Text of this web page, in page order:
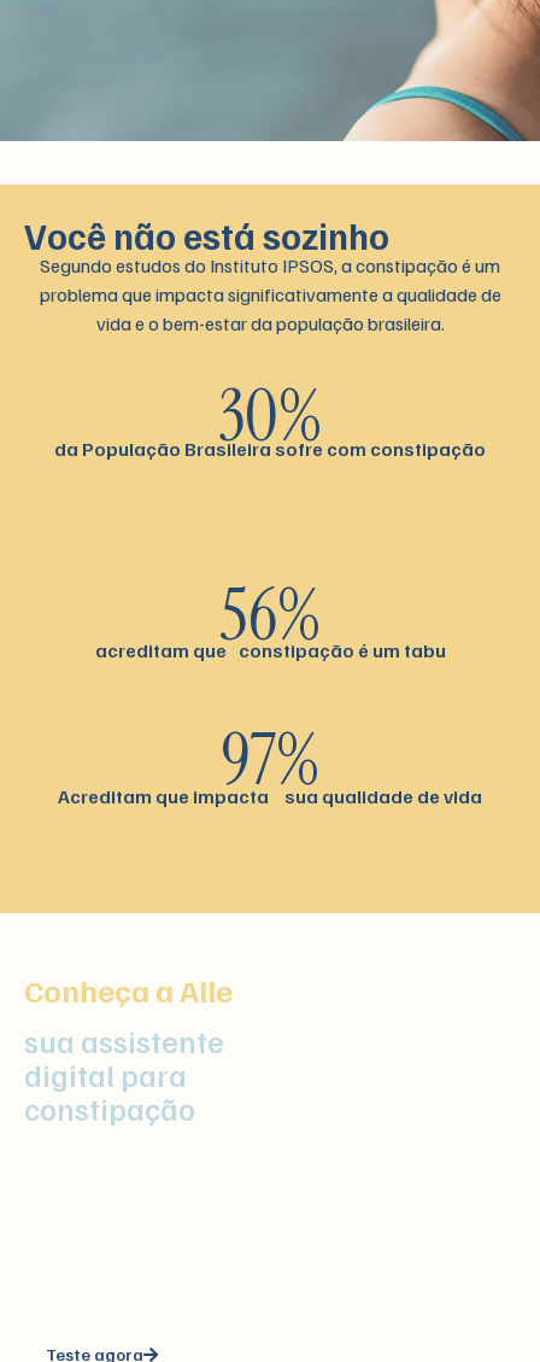
Você não está sozinho
Segundo estudos do Instituto IPSOS, a constipação é um
problema que impacta significativamente a qualidade de
vida e o bem-estar da população brasileira.
30%
da População Brasileira sofre com constipação
56%
acreditam que constipação é um tabu
97%
Acreditam que impacta sua qualidade de vida
Conheça a Alle
sua assistente
digital para
constipação
Teste agora